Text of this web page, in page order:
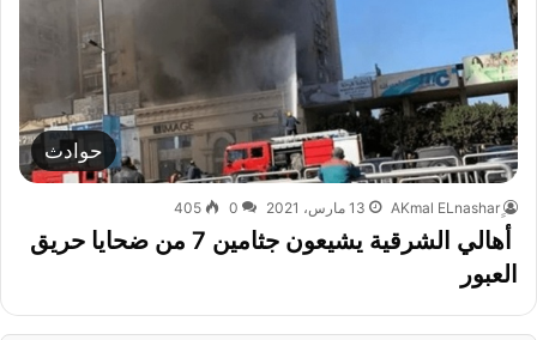
حوادث
13 مارس، 2021 0
405
أهالي الشرقية يشيعون جثامين 7 من ضحايا حريق
العبور